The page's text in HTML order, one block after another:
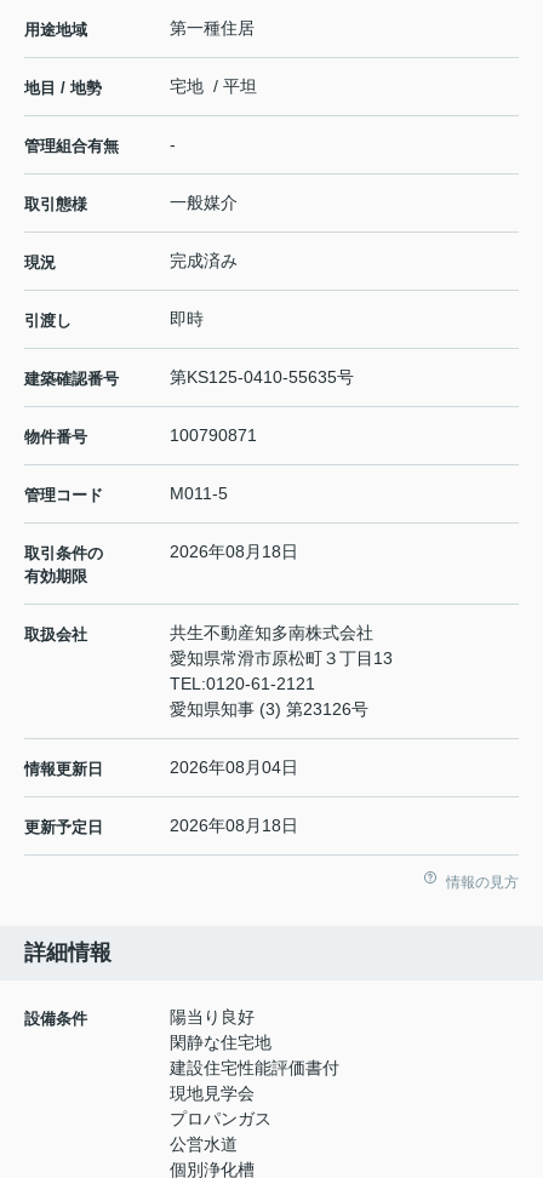
用途地域 第一種住居
地目 / 地勢 宅地 / 平坦
管理組合有無 -
取引態様 一般媒介
現況 完成済み
引渡し 即時
建築確認番号 第KS125-0410-55635号
物件番号 100790871
管理コード M011-5
取引条件の
有効期限
2026年08月18日
取扱会社
共生不動産知多南株式会社
愛知県常滑市原松町３丁目13
TEL:0120-61-2121
愛知県知事 (3) 第23126号
情報更新日 2026年08月04日
更新予定日 2026年08月18日
情報の見方
詳細情報
設備条件
陽当り良好
閑静な住宅地
建設住宅性能評価書付
現地見学会
プロパンガス
公営水道
個別浄化槽